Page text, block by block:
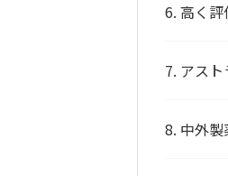
6. 高く評
7. アス
8. 中外